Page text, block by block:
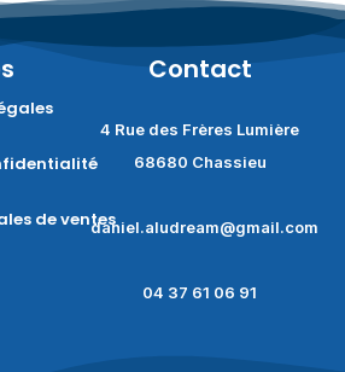
de ventes
Contact
4 Rue des Frères Lumière
68680 Chassieu
daniel.aludream@gmail.com
04 37 61 06 91